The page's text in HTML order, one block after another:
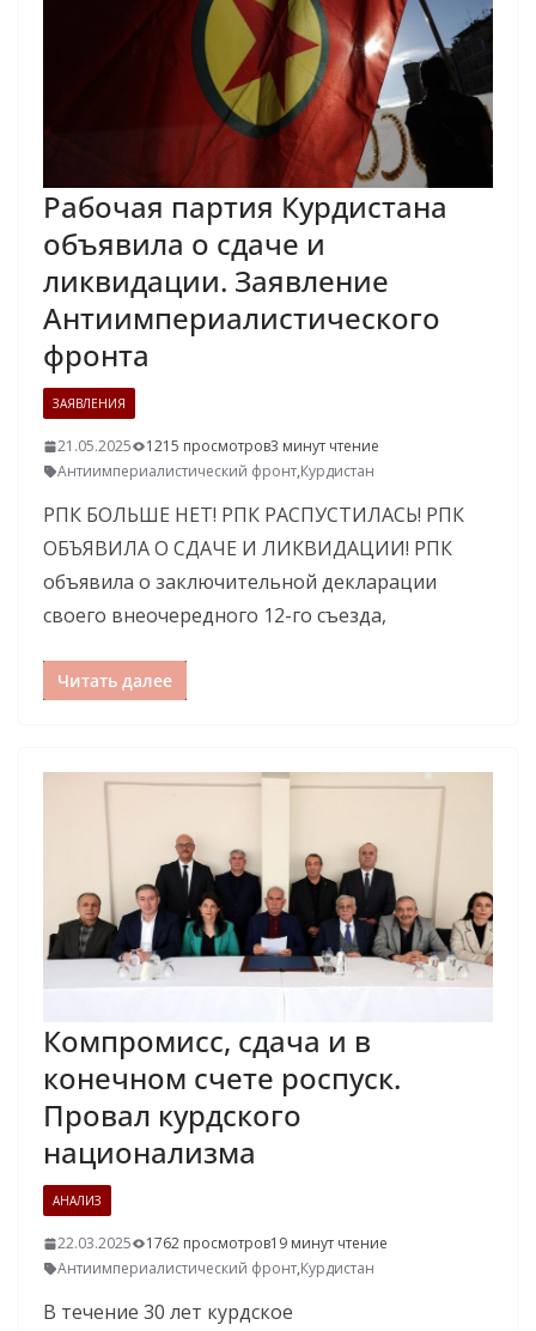
Рабочая партия Курдистана
объявила о сдаче и
ликвидации. Заявление
Антиимпериалистического
фронта
ЗАЯВЛЕНИЯ
21.05.2025 1215 просмотров3 минут чтение
Антиимпериалистический фронт,Курдистан
РПК БОЛЬШЕ НЕТ! РПК РАСПУСТИЛАСЬ! РПК
ОБЪЯВИЛА О СДАЧЕ И ЛИКВИДАЦИИ! РПК
объявила о заключительной декларации
своего внеочередного 12-го съезда,
Читать далее
Компромисс, сдача и в
конечном счете роспуск.
Провал курдского
национализма
АНАЛИЗ
22.03.2025 1762 просмотров19 минут чтение
Антиимпериалистический фронт,Курдистан
В течение 30 лет курдское